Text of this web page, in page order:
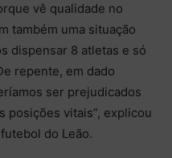
vê qualidade no
também uma situação
dispensar 8 atletas e só
repente, em dado
ser prejudicados
posições vitais”, explicou
do Leão.